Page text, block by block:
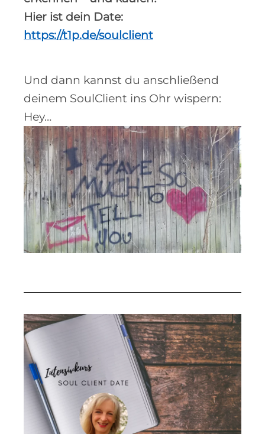
Hier ist dein Date:
https://t1p.de/soulclient
Und dann kannst du anschließend
deinem SoulClient ins Ohr wispern:
Hey…